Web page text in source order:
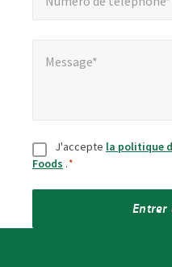
Message*
Consentement
J'accepte la politique
Foods .*
Entrer